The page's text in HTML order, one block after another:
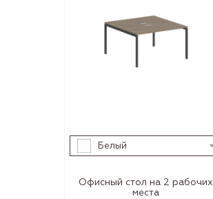
Белый
Офисный стол на 2 рабочих
места